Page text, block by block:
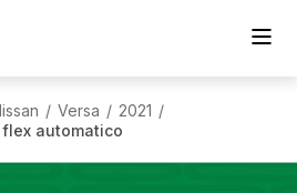
/ Versa / 2021 /
flex automatico